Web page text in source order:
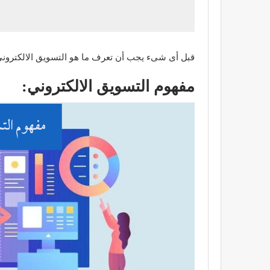
قبل أى شىء يجب أن تعرف ما هو التسويق
مفهوم التسويق الالكتروني: